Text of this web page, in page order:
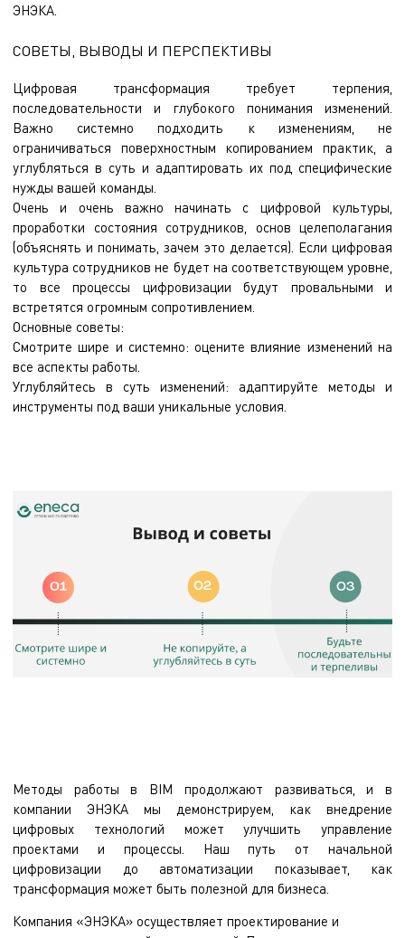
ЭНЭКА.
СОВЕТЫ, ВЫВОДЫ И ПЕРСПЕКТИВЫ
Цифровая трансформация требует терпения,
последовательности и глубокого понимания изменений.
Важно системно подходить к изменениям, не
ограничиваться поверхностным копированием практик, а
углубляться в суть и адаптировать их под специфические
нужды вашей команды.
Очень и очень важно начинать с цифровой культуры,
проработки состояния сотрудников, основ целеполагания
(объяснять и понимать, зачем это делается). Если цифровая
культура сотрудников не будет на соответствующем уровне,
то все процессы цифровизации будут провальными и
встретятся огромным сопротивлением.
Основные советы:
Смотрите шире и системно: оцените влияние изменений на
все аспекты работы.
Углубляйтесь в суть изменений: адаптируйте методы и
инструменты под ваши уникальные условия.
Методы работы в BIM продолжают развиваться, и в
компании ЭНЭКА мы демонстрируем, как внедрение
цифровых технологий может улучшить управление
проектами и процессы. Наш путь от начальной
цифровизации до автоматизации показывает, как
трансформация может быть полезной для бизнеса.
Компания «ЭНЭКА» осуществляет проектирование и